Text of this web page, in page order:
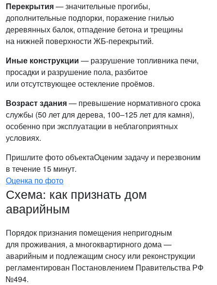
Перекрытия— значительные прогибы,
дополнительные подпорки, поражение гнилью
деревянных балок, отпадение бетона и трещины
на нижней поверхности ЖБ-перекрытий.
Иные конструкции — разрушение топливника печи,
просадки и разрушение пола, разбитое
или отсутствующее остекление проёмов.
Возраст здания— превышение нормативного срока
службы (50 лет для дерева, 100–125 лет для камня),
особенно при эксплуатации в неблагоприятных
условиях.
Пришлите фото объектаОценим задачу и перезвоним
в течение 15 минут.
Оценка по фото
Схема: как признать дом
аварийным
Порядок признания помещения непригодным
для проживания, а многоквартирного дома —
аварийным и подлежащим сносу или реконструкции
регламентирован Постановлением Правительства РФ
№494.